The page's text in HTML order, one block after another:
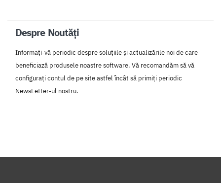
Despre Noutăți
Informați-vă periodic despre soluțiile și actualizările noi de care
beneficiază produsele noastre software. Vă recomandăm să vă
configurați contul de pe site astfel încât să primiți periodic
NewsLetter-ul nostru.